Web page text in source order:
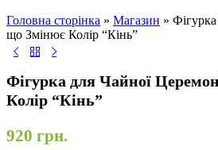
Головна сторінка » Магазин »
що Змінює Колір “Кінь”
Фігурка для Чайної
Колір “Кінь”
920 грн.